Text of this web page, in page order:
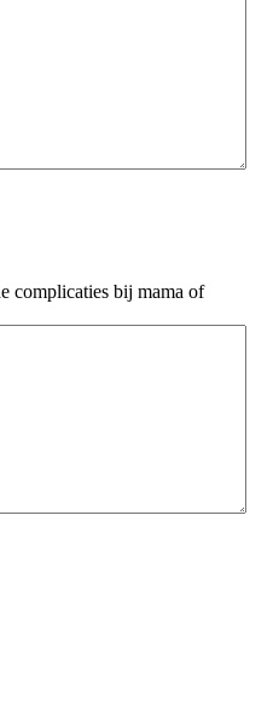
complicaties bij mama of